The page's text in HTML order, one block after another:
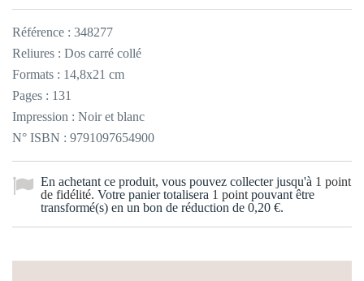
Référence : 348277
Reliures : Dos carré collé
Formats : 14,8x21 cm
Pages : 131
Impression : Noir et blanc
N° ISBN : 9791097654900
En achetant ce produit, vous pouvez collecter jusqu'à 1 point
de fidélité. Votre panier totalisera 1 point pouvant être
transformé(s) en un bon de réduction de 0,20 €.